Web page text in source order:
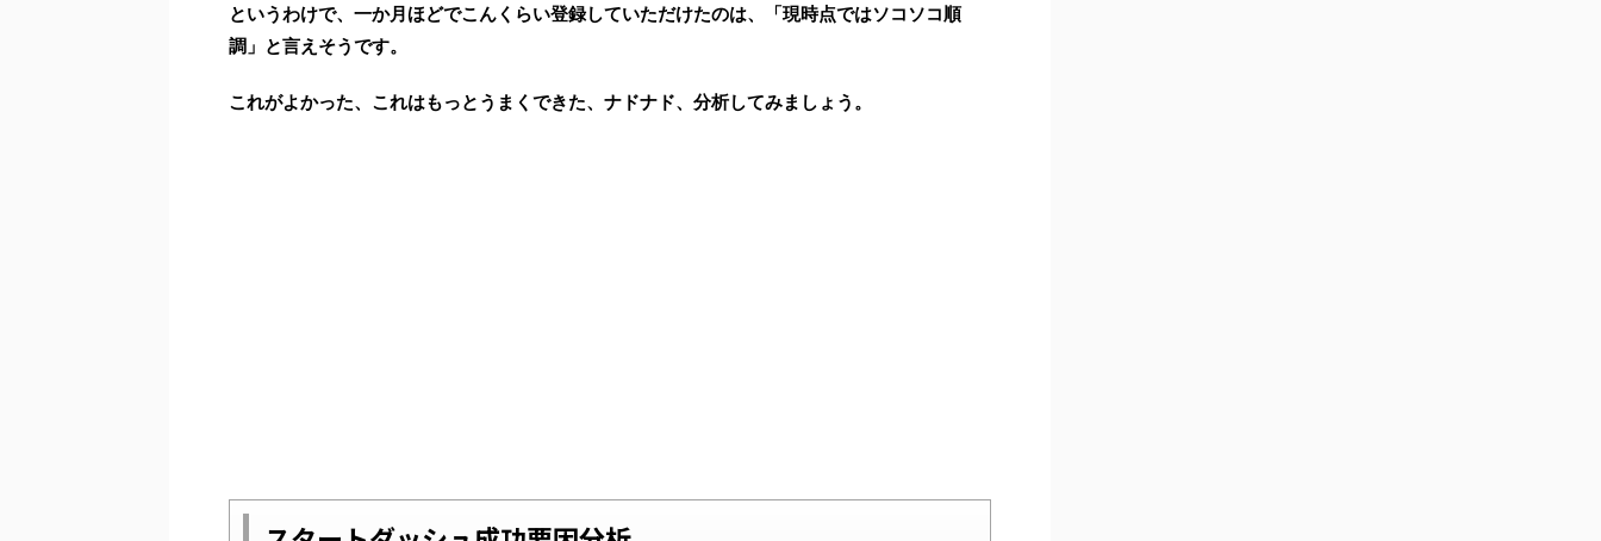
というわけで、一か月ほどでこんくらい登録していただけたのは、「現時点ではソコソコ順
調」と言えそうです。
これがよかった、これはもっとうまくできた、ナドナド、分析してみましょう。